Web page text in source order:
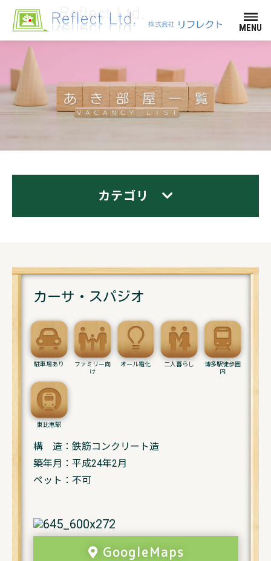
MENU
カテゴリ
カーサ・スパジオ
駐車場あり
ファミリー向
け
オール電化 二人暮らし
博多駅徒歩圏
内
東比恵駅
構 造：鉄筋コンクリート造
築年月：平成24年2月
ペット：不可
GoogleMaps